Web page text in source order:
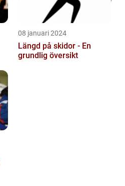
08 januari 2024
Längd på skidor - En
grundlig översikt